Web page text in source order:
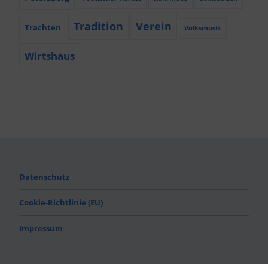
Trachten Tradition Verein Volksmusik
Wirtshaus
Datenschutz
Cookie-Richtlinie (EU)
Impressum